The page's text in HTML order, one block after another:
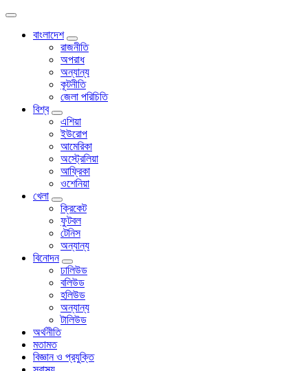
বাংলাদেশ
রাজনীতি
অপরাধ
অন্যান্য
কূটনীতি
জেলা পরিচিতি
বিশ্ব
এশিয়া
ইউরোপ
আমেরিকা
অস্ট্রেলিয়া
আফ্রিকা
ওশেনিয়া
খেলা
ক্রিকেট
ফুটবল
টেনিস
অন্যান্য
বিনোদন
ঢালিউড
বলিউড
হলিউড
অন্যান্য
টালিউড
অর্থনীতি
মতামত
বিজ্ঞান ও প্রযুক্তি